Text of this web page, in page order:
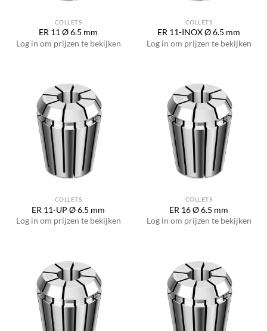
COLLETS
ER 11 Ø 6.5 mm
Log in om prijzen te bekijken
COLLETS
ER 11-INOX Ø 6.5 mm
Log in om prijzen te bekijken
COLLETS
ER 11-UP Ø 6.5 mm
Log in om prijzen te bekijken
COLLETS
ER 16 Ø 6.5 mm
Log in om prijzen te bekijken